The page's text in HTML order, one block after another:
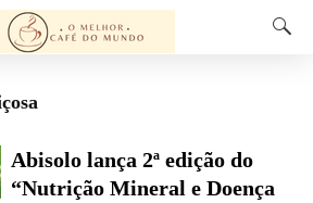
Abisolo lança 2ª edição do
“Nutrição Mineral e Doença